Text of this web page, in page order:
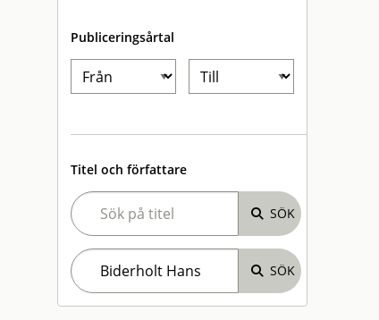
Publiceringsårtal
Titel och författare